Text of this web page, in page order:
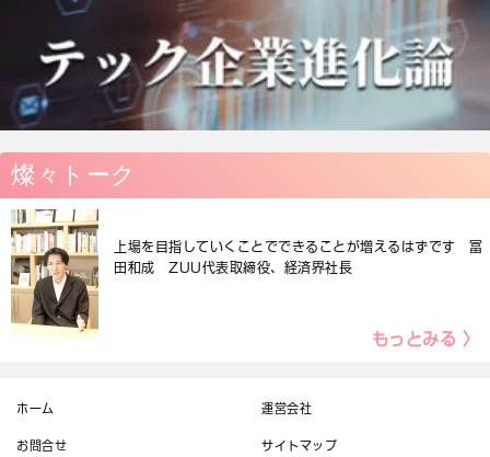
燦々トーク
上場を目指していくことでできることが増えるはずです 冨
田和成 ZUU代表取締役、経済界社長
もっとみる 〉
ホーム 運営会社
お問合せ サイトマップ